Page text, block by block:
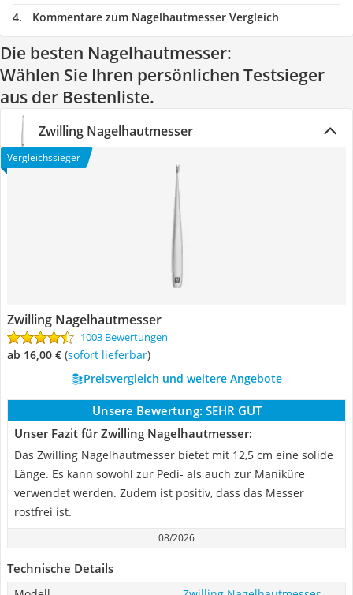
Kommentare zum Nagelhautmesser Vergleich
Die besten Nagelhautmesser:
Wählen Sie Ihren persönlichen Testsieger
aus der Bestenliste.
Zwilling Nagelhautmesser
Vergleichssieger
Zwilling Nagelhautmesser
1003 Bewertungen
ab 16,00 € ( Sofort lieferbar)
Preisvergleich und weitere Angebote
Unsere Bewertung: SEHR GUT
Unser Fazit für Zwilling Nagelhautmesser:
Das Zwilling Nagelhautmesser bietet mit 12,5 cm eine solide
Länge. Es kann sowohl zur Pedi- als auch zur Maniküre
verwendet werden. Zudem ist positiv, dass das Messer
rostfrei ist.
08/2026
Technische Details